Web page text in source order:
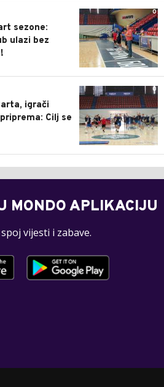
0
sezone:
ulazi bez
0
igrači
Cilj se
MONDO APLIKACIJU
vijesti i zabave.